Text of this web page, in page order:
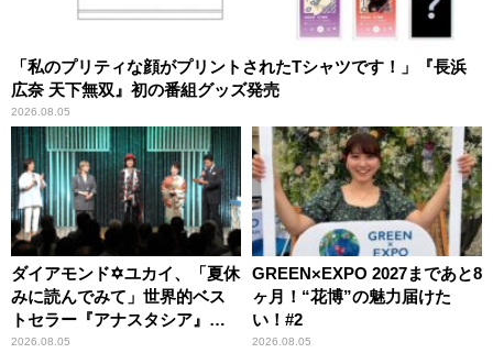
「私のプリティな顔がプリントされたTシャツです！」『長浜
広奈 天下無双』初の番組グッズ発売
2026.08.05
ダイアモンド✡ユカイ、「夏休
みに読んでみて」世界的ベス
トセラー『アナスタシア』を
紹介
2026.08.05
GREEN×EXPO 2027まであと8
ヶ月！“花博”の魅力届けた
い！#2
2026.08.05